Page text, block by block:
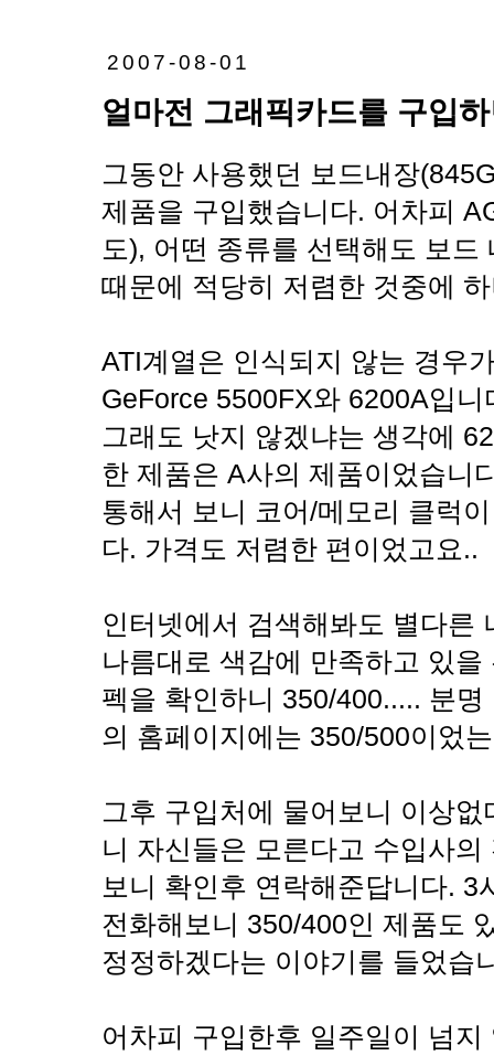
2007-08-01
얼마전 그래픽카드를 구입
그동안 사용했던 보드내장
제품을 구입했습니다. 어차피
도), 어떤 종류를 선택해도 보
때문에 적당히 저렴한 것중에
ATI계열은 인식되지 않는 경우
GeForce 5500FX와 6200A입
그래도 낫지 않겠냐는 생각에
한 제품은 A사의 제품이었습니
통해서 보니 코어/메모리 클럭
다. 가격도 저렴한 편이었고요..
인터넷에서 검색해봐도 별다른
나름대로 색감에 만족하고 있
펙을 확인하니 350/400..... 분
의 홈페이지에는 350/500이었
그후 구입처에 물어보니 이상
니 자신들은 모른다고 수입사
보니 확인후 연락해준답니다.
전화해보니 350/400인 제품도
정정하겠다는 이야기를 들었습
어차피 구입한후 일주일이 넘